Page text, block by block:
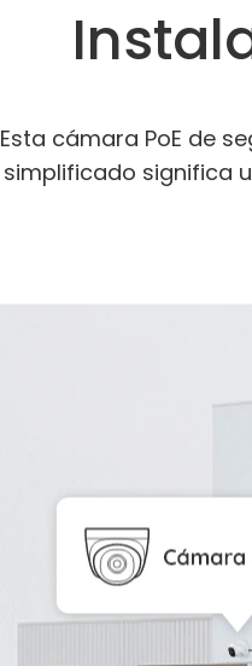
Esta cámara PoE de
simplificado significa